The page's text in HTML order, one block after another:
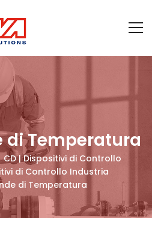
di Temperatura
CD | Dispositivi di Controllo
di Controllo Industria
di Temperatura